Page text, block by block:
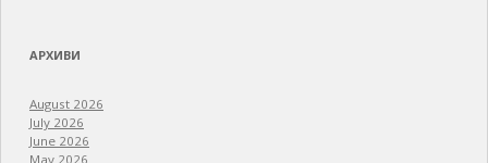
АРХИВИ
August 2026
July 2026
June 2026
May 2026